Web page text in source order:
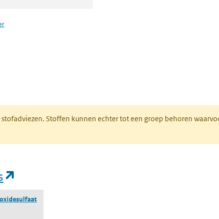
stofadviezen. Stoffen kunnen echter tot een groep behoren